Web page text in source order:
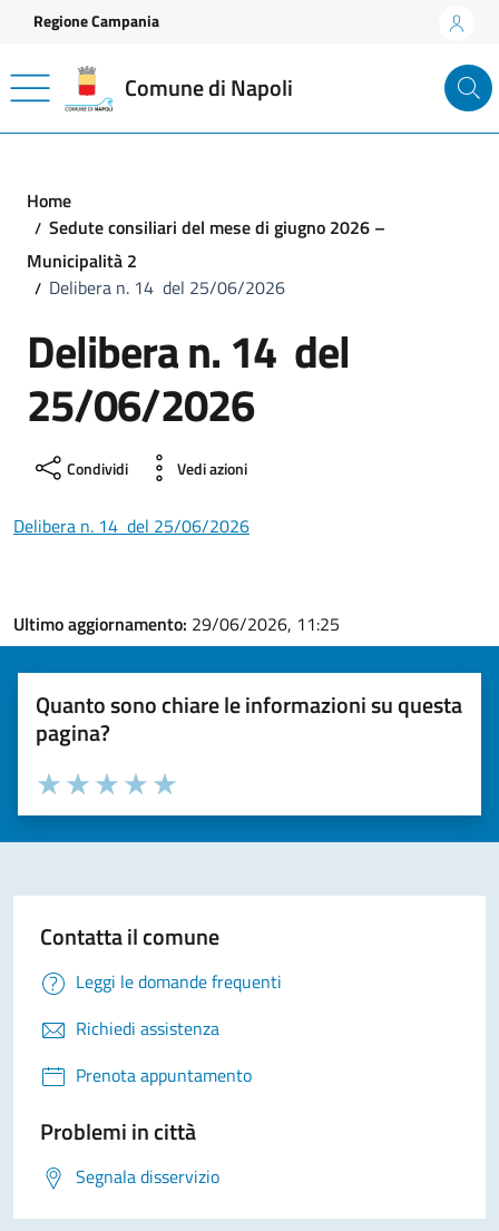
Vai ai contenuti
Vai al footer
Regione Campania
Comune di Napoli
Home
Sedute consiliari del mese di giugno 2026 –
Municipalità 2
Delibera n. 14 del 25/06/2026
Delibera n. 14 del
25/06/2026
Condividi Vedi azioni
Delibera n. 14 del 25/06/2026
Ultimo aggiornamento: 29/06/2026, 11:25
Quanto sono chiare le informazioni su questa
pagina?
Valuta la chiarezza delle informazioni (da 1 a 5 stelle)
Seleziona il numero di stelle per valutare la chiarezza delle
Valuta 5 stelle su 5
Valuta 4 stelle su 5
Valuta 3 stelle su 5
Valuta 2 stelle su 5
Valuta 1 stelle su 5
Contatta il comune
Leggi le domande frequenti
Richiedi assistenza
Prenota appuntamento
Problemi in città
Segnala disservizio